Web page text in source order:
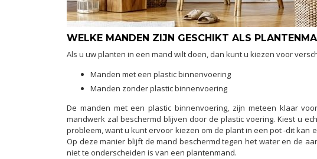
WELKE MANDEN ZIJN GESCHIKT ALS
Als u uw planten in een mand wilt doen, dan kunt u kiezen voor
Manden met een plastic binnenvoering
Manden zonder plastic binnenvoering
De manden met een plastic binnenvoering, zijn meteen klaar
mandwerk zal beschermd blijven door de plastic voering. Kiest u
probleem, want u kunt ervoor kiezen om de plant in een pot -dit
Op deze manier blijft de mand beschermd tegen het water en de
niet te onderscheiden is van een plantenmand.